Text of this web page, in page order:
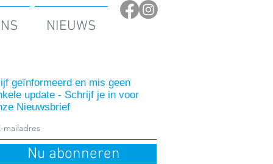
NIEUWS
geïnformeerd en mis geen
update - Schrijf je in voor
Nieuwsbrief
Nu abonneren